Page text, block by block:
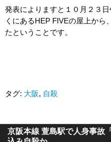
発表によりますと１０月２３
くにあるHEP FIVEの屋上から
たということです。
タグ: 大阪, 自殺
京阪本線 萱島駅で人身事故